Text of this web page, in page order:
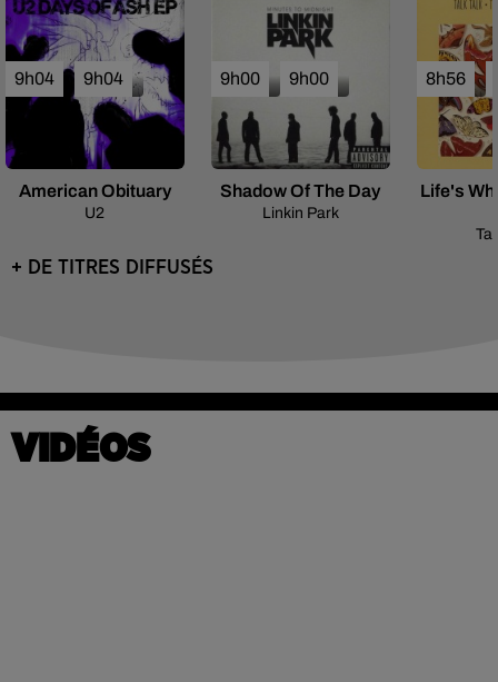
9h04 9h04
U2
American Obituary
9h00 9h00
Linkin Park
Shadow Of The Day
8h56
Life's
+ DE TITRES DIFFUSÉS
VIDÉOS